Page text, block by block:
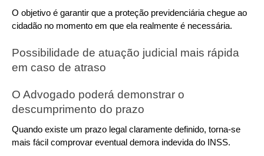
O objetivo é garantir que a proteção previdenciária chegue ao
cidadão no momento em que ela realmente é necessária.
Possibilidade de atuação judicial mais rápida
em caso de atraso
O Advogado poderá demonstrar o
descumprimento do prazo
Quando existe um prazo legal claramente definido, torna-se
mais fácil comprovar eventual demora indevida do INSS.